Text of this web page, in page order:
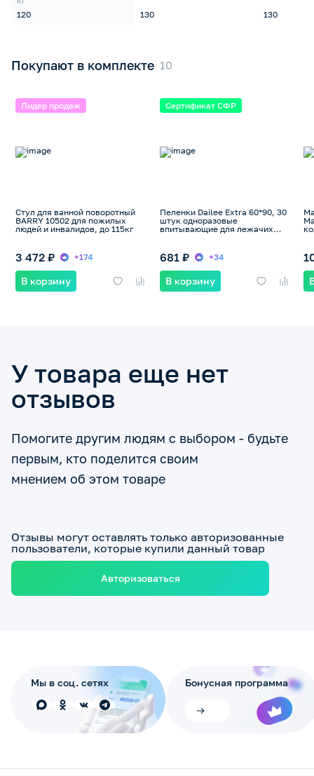
120
130 130
Покупают в комплекте
Лидер продаж
Стул для ванной поворотный
BARRY 10502 для пожилых
людей и инвалидов, до 115кг
3 472 ₽ +174
В корзину
Сертификат СФР
Пеленки Dailee Extra 60*90, 30
штук одноразовые
впитывающие для лежачих
681 ₽ +34
В корзину
У товара еще нет
отзывов
Помогите другим людям с выбором - будьте
первым, кто поделится своим
мнением об этом товаре
Отзывы могут оставлять только авторизованные
пользователи, которые купили данный товар
Авторизоваться
Мы в соц. сетях Бонусная программа